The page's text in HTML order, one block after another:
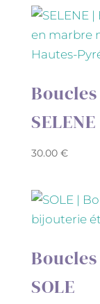
SELENE
30.00 €
SOLE